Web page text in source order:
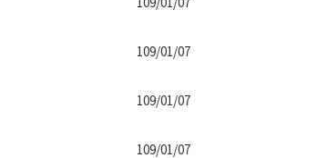
109/01/07
109/01/07
109/01/07